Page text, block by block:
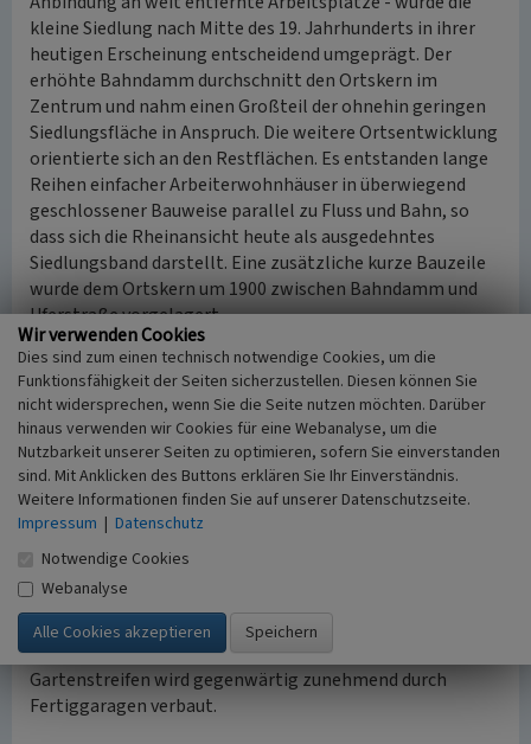
kleine Siedlung nach Mitte des 19. Jahrhunderts in ihrer
heutigen Erscheinung entscheidend umgeprägt. Der
erhöhte Bahndamm durchschnitt den Ortskern im
Zentrum und nahm einen Großteil der ohnehin geringen
Siedlungsfläche in Anspruch. Die weitere Ortsentwicklung
orientierte sich an den Restflächen. Es entstanden lange
Reihen einfacher Arbeiterwohnhäuser in überwiegend
geschlossener Bauweise parallel zu Fluss und Bahn, so
dass sich die Rheinansicht heute als ausgedehntes
Siedlungsband darstellt. Eine zusätzliche kurze Bauzeile
wurde dem Ortskern um 1900 zwischen Bahndamm und
Uferstraße vorgelagert.
Die jüngste Ortsentwicklung wirkt sich sowohl durch die
Besetzung der Weinhänge (Am Rebenhang) mit
flächenverbrauchender moderner Einzelhausbebauung als
auch durch die Tendenz zum Zusammenwachsen mit dem
benachbarten Lorch nachteilig auf das historische
Siedlungs- und Landschaftsbild aus. Die Abtrennung vom
Flussufer wurde durch den dammartig erhöhten Ausbau
der Rheinuferstraße noch verstärkt. Wie in Lorch fielen
auch hier große Teile der vorgelagerten Gärten den
modernen Verkehrsflächen zum Opfer. Eine
zusammenhängende Gartenzone aus schmalen
Hausgartenparzellen ist jedoch nördlich der Rheinstraße
erhalten. Der südlich davon gelegene schmalere
Gartenstreifen wird gegenwärtig zunehmend durch
Fertiggaragen verbaut.
Wir verwenden Cookies
Dies sind zum einen technisch notwendige Cookies, um die
Funktionsfähigkeit der Seiten sicherzustellen. Diesen können Sie
nicht widersprechen, wenn Sie die Seite nutzen möchten. Darüber
hinaus verwenden wir Cookies für eine Webanalyse, um die
Nutzbarkeit unserer Seiten zu optimieren, sofern Sie einverstanden
sind. Mit Anklicken des Buttons erklären Sie Ihr Einverständnis.
Weitere Informationen finden Sie auf unserer Datenschutzseite.
Impressum | Datenschutz
Notwendige Cookies
Webanalyse